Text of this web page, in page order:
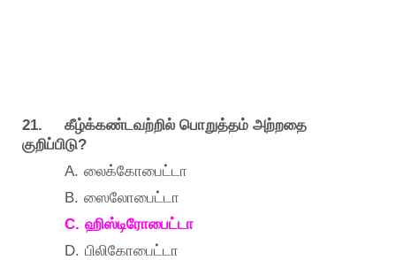
21. கீழ்க்கண்டவற்றில் பொறுத்தம் அற்றதை
குறிப்பிடு?
A. லைக்கோபைட்டா
B. ஸைலோபைட்டா
C. ஹிஸ்டிரோபைட்டா
D. பிலிகோபைட்டா